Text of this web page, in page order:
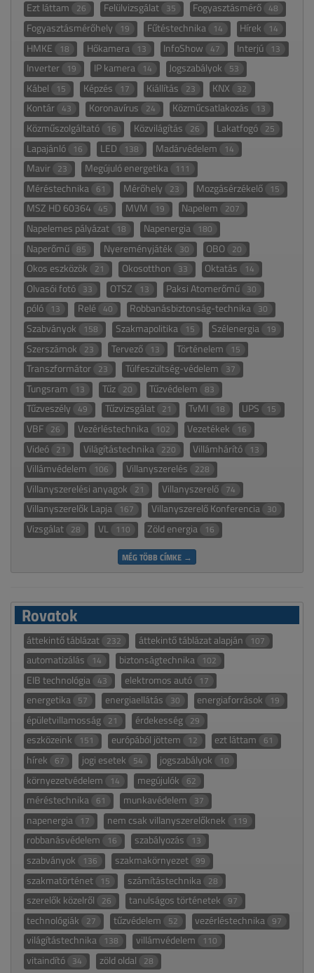
Ezt láttam 26 Felülvizsgálat 35 Fogyasztásmérő 48
Fogyasztásmérőhely 19 Fűtéstechnika 14 Hírek 14
HMKE 18 Hőkamera 13 InfoShow 47 Interjú 13
Inverter 19 IP kamera 14 Jogszabályok 53
Kábel 15 Képzés 17 Kiállítás 23 KNX 32
Kontár 43 Koronavírus 24 Közműcsatlakozás 13
Közműszolgáltató 16 Közvilágítás 26 Lakatfogó 25
Lapajánló 16 LED 138 Madárvédelem 14
Mavir 23 Megújuló energetika 111
Méréstechnika 61 Mérőhely 23 Mozgásérzékelő 15
MSZ HD 60364 45 MVM 19 Napelem 207
Napelemes pályázat 18 Napenergia 180
Naperőmű 85 Nyereményjáték 30 OBO 20
Okos eszközök 21 Okosotthon 33 Oktatás 14
Olvasói fotó 33 OTSZ 13 Paksi Atomerőmű 30
póló 13 Relé 40 Robbanásbiztonság-technika 30
Szabványok 158 Szakmapolitika 15 Szélenergia 19
Szerszámok 23 Tervező 13 Történelem 15
Transzformátor 23 Túlfeszültség-védelem 37
Tungsram 13 Tűz 20 Tűzvédelem 83
Tűzveszély 49 Tűzvizsgálat 21 TvMI 18 UPS 15
VBF 26 Vezérléstechnika 102 Vezetékek 16
Videó 21 Világítástechnika 220 Villámhárító 13
Villámvédelem 106 Villanyszerelés 228
Villanyszerelési anyagok 21 Villanyszerelő 74
Villanyszerelők Lapja 167 Villanyszerelő Konferencia 30
Vizsgálat 28 VL 110 Zöld energia 16
MÉG TÖBB CÍMKE →
Rovatok
áttekintő táblázat 232 áttekintő táblázat alapján 107
automatizálás 14 biztonságtechnika 102
EIB technológia 43 elektromos autó 17
energetika 57 energiaellátás 30 energiaforrások 19
épületvillamosság 21 érdekesség 29
eszközeink 151 európából jöttem 12 ezt láttam 61
hírek 67 jogi esetek 54 jogszabályok 10
környezetvédelem 14 megújulók 62
méréstechnika 61 munkavédelem 37
napenergia 17 nem csak villanyszerelőknek 119
robbanásvédelem 16 szabályozás 13
szabványok 136 szakmakörnyezet 99
szakmatörténet 15 számítástechnika 28
szerelők közelről 26 tanulságos történetek 97
technológiák 27 tűzvédelem 52 vezérléstechnika 97
világítástechnika 138 villámvédelem 110
vitaindító 34 zöld oldal 28